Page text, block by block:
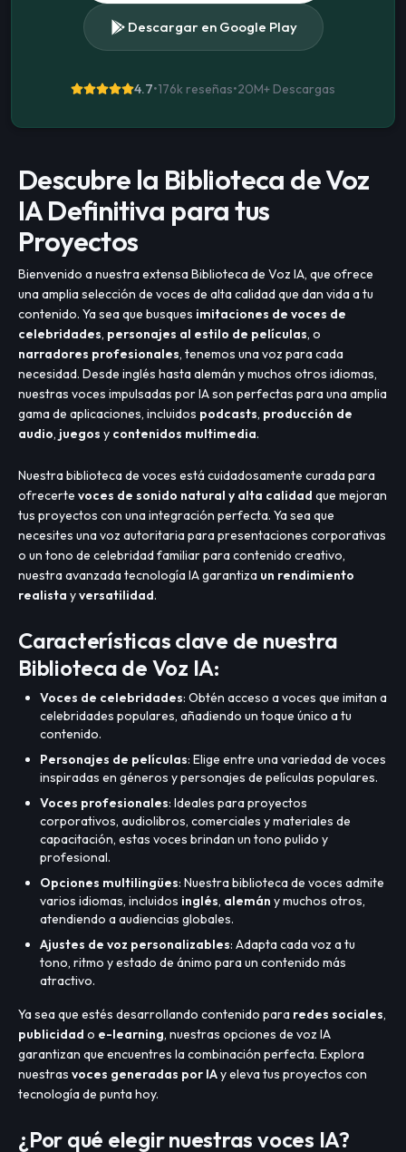
Descargar en Google Play
4.7•176k reseñas•20M+ Descargas
Descubre la Biblioteca de Voz
IA Definitiva para tus
Proyectos
Bienvenido a nuestra extensa Biblioteca de Voz IA, que ofrece
una amplia selección de voces de alta calidad que dan vida a tu
contenido. Ya sea que busques imitaciones de voces de
celebridades, personajes al estilo de películas, o
narradores profesionales, tenemos una voz para cada
necesidad. Desde inglés hasta alemán y muchos otros idiomas,
nuestras voces impulsadas por IA son perfectas para una amplia
gama de aplicaciones, incluidos podcasts, producción de
audio, juegos y contenidos multimedia.
Nuestra biblioteca de voces está cuidadosamente curada para
ofrecerte voces de sonido natural y alta calidad que mejoran
tus proyectos con una integración perfecta. Ya sea que
necesites una voz autoritaria para presentaciones corporativas
o un tono de celebridad familiar para contenido creativo,
nuestra avanzada tecnología IA garantiza un rendimiento
realista yversatilidad.
Características clave de nuestra
Biblioteca de Voz IA:
Voces de celebridades: Obtén acceso a voces que imitan a
celebridades populares, añadiendo un toque único a tu
contenido.
Personajes de películas: Elige entre una variedad de voces
inspiradas en géneros y personajes de películas populares.
Voces profesionales: Ideales para proyectos
corporativos, audiolibros, comerciales y materiales de
capacitación, estas voces brindan un tono pulido y
profesional.
Opciones multilingües: Nuestra biblioteca de voces admite
varios idiomas, incluidos inglés, alemán y muchos otros,
atendiendo a audiencias globales.
Ajustes de voz personalizables: Adapta cada voz a tu
tono, ritmo y estado de ánimo para un contenido más
atractivo.
Ya sea que estés desarrollando contenido para redes sociales,
publicidad o e-learning, nuestras opciones de voz IA
garantizan que encuentres la combinación perfecta. Explora
nuestras voces generadas por IAy eleva tus proyectos con
tecnología de punta hoy.
¿Por qué elegir nuestras voces IA?